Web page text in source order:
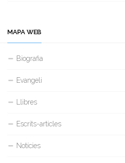
MAPA WEB
Biografia
Evangeli
Llibres
Escrits-articles
Notícies